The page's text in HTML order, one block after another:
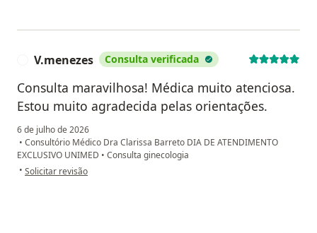
V.menezes Consulta verificada
Consulta maravilhosa! Médica muito atenciosa.
Estou muito agradecida pelas orientações.
6 de julho de 2026
• Consultório Médico Dra Clarissa Barreto DIA DE ATENDIMENTO
EXCLUSIVO UNIMED • Consulta ginecologia
• na opinião do utilizador V.menezes
Solicitar revisão